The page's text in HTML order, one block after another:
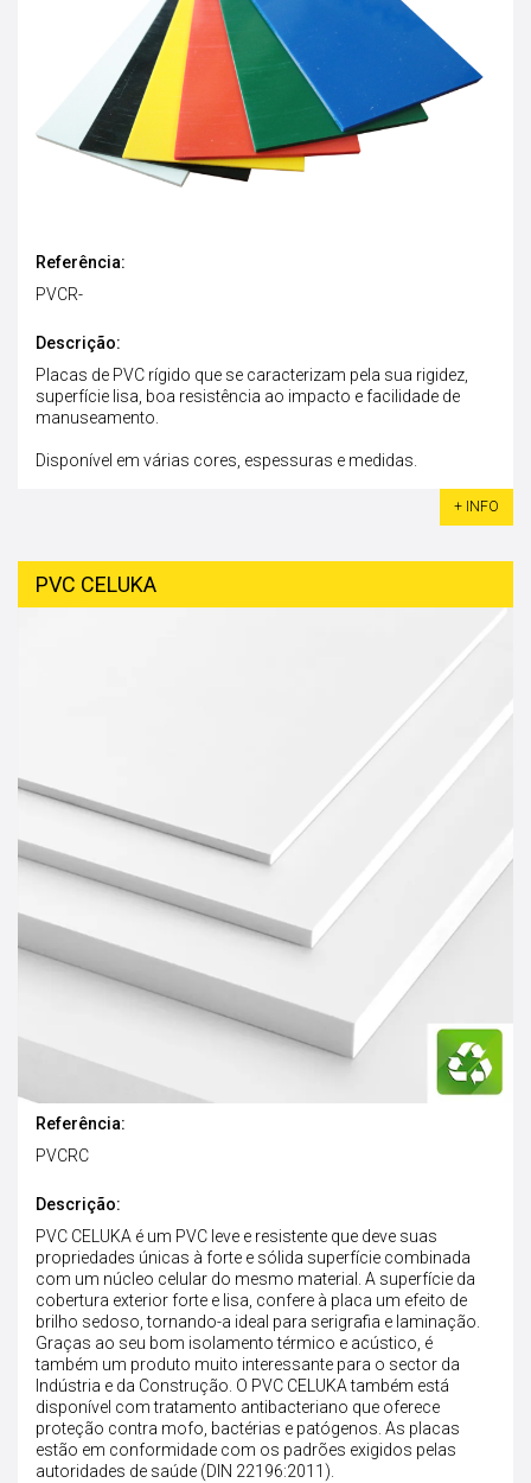
Referência:
PVCR-
Descrição:
Placas de PVC rígido que se caracterizam pela sua rigidez,
superfície lisa, boa resistência ao impacto e facilidade de
manuseamento.
Disponível em várias cores, espessuras e medidas.
+ INFO
PVC CELUKA
Referência:
PVCRC
Descrição:
PVC CELUKA é um PVC leve e resistente que deve suas
propriedades únicas à forte e sólida superfície combinada
com um núcleo celular do mesmo material. A superfície da
cobertura exterior forte e lisa, confere à placa um efeito de
brilho sedoso, tornando-a ideal para serigrafia e laminação.
Graças ao seu bom isolamento térmico e acústico, é
também um produto muito interessante para o sector da
Indústria e da Construção. O PVC CELUKA também está
disponível com tratamento antibacteriano que oferece
proteção contra mofo, bactérias e patógenos. As placas
estão em conformidade com os padrões exigidos pelas
autoridades de saúde (DIN 22196:2011).